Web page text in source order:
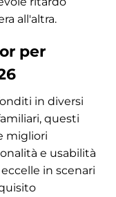
all'altra.
per
in diversi
questi
migliori
e usabilità
in scenari